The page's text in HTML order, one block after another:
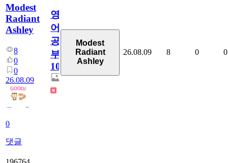
Modest
Radiant
Ashley
8
0
0
26.08.09
0
댓글
영
어
공
부
100
Modest
Radiant
Ashley
26.08.09 8 0 0